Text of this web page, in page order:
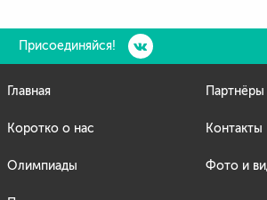
Присоединяйся!
Главная
Коротко о нас
Олимпиады
Партнёры
Контакты
Фото и